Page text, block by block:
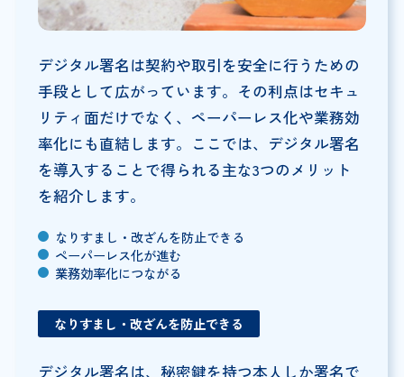
デジタル署名は契約や取引を安全に行うための
手段として広がっています。その利点はセキュ
リティ面だけでなく、ペーパーレス化や業務効
率化にも直結します。ここでは、デジタル署名
を導入することで得られる主な3つのメリット
を紹介します。
なりすまし・改ざんを防止できる
ペーパーレス化が進む
業務効率化につながる
なりすまし・改ざんを防止できる
デジタル署名は、秘密鍵を持つ本人しか署名で